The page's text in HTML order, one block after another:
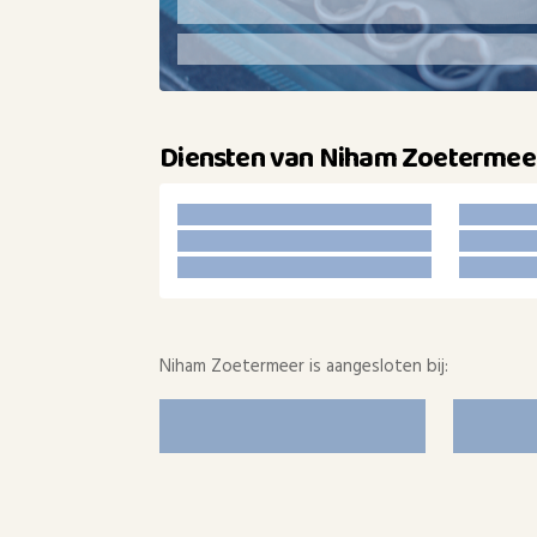
Diensten van Niham
Niham Zoetermeer is aangesloten bij: